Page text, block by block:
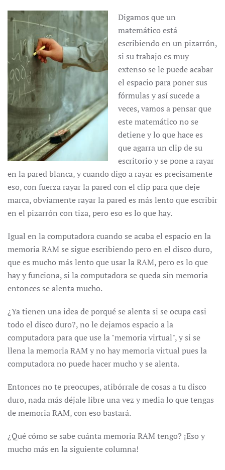
Digamos que un
matemático está
escribiendo en un pizarrón,
si su trabajo es muy
extenso se le puede acabar
el espacio para poner sus
fórmulas y así sucede a
veces, vamos a pensar que
este matemático no se
detiene y lo que hace es
que agarra un clip de su
escritorio y se pone a rayar
en la pared blanca, y cuando digo a rayar es precisamente
eso, con fuerza rayar la pared con el clip para que deje
marca, obviamente rayar la pared es más lento que escribir
en el pizarrón con tiza, pero eso es lo que hay.
Igual en la computadora cuando se acaba el espacio en la
memoria RAM se sigue escribiendo pero en el disco duro,
que es mucho más lento que usar la RAM, pero es lo que
hay y funciona, si la computadora se queda sin memoria
entonces se alenta mucho.
¿Ya tienen una idea de porqué se alenta si se ocupa casi
todo el disco duro?, no le dejamos espacio a la
computadora para que use la "memoria virtual", y si se
llena la memoria RAM y no hay memoria virtual pues la
computadora no puede hacer mucho y se alenta.
Entonces no te preocupes, atibórrale de cosas a tu disco
duro, nada más déjale libre una vez y media lo que tengas
de memoria RAM, con eso bastará.
¿Qué cómo se sabe cuánta memoria RAM tengo? ¡Eso y
mucho más en la siguiente columna!